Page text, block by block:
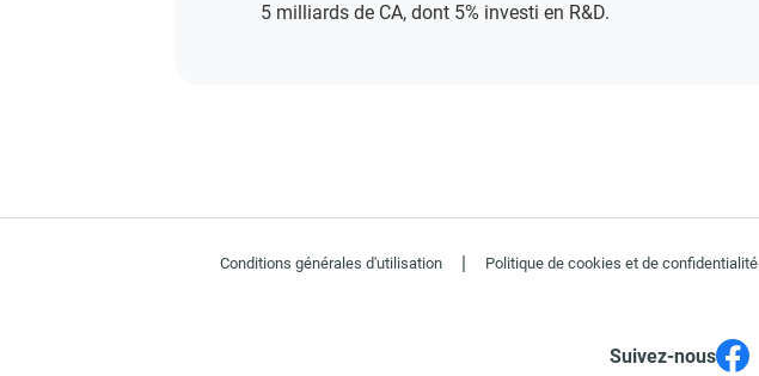
5 milliards de CA, dont 5% investi en R&D​.
Conditions générales d'utilisation | Politique de cookies et de confidentialité
Suivez-nous